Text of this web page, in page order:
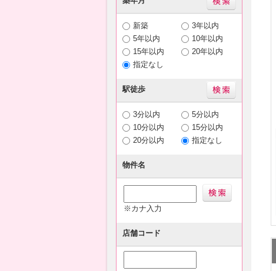
新築
3年以内
5年以内
10年以内
15年以内
20年以内
指定なし
駅徒歩
3分以内
5分以内
10分以内
15分以内
20分以内
指定なし
物件名
※カナ入力
店舗コード